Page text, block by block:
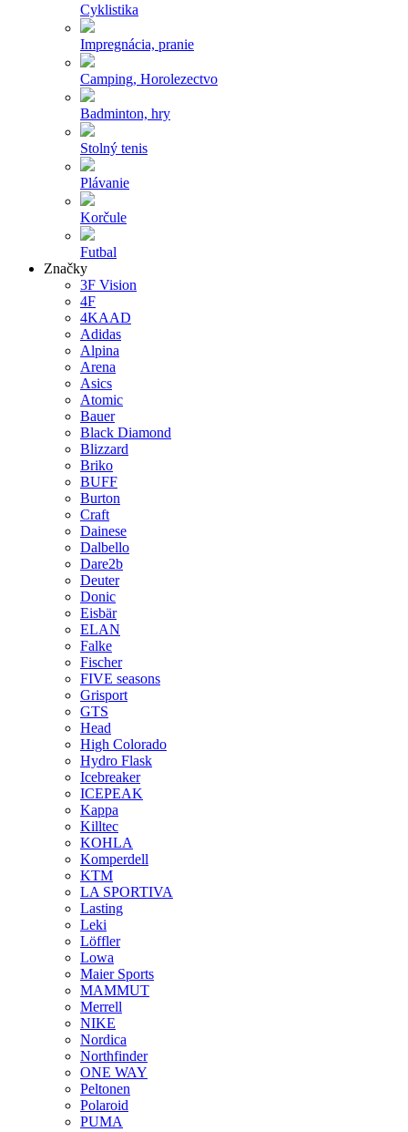
Cyklistika
Impregnácia, pranie
Camping, Horolezectvo
Badminton, hry
Stolný tenis
Plávanie
Korčule
Futbal
Značky
3F Vision
4F
4KAAD
Adidas
Alpina
Arena
Asics
Atomic
Bauer
Black Diamond
Blizzard
Briko
BUFF
Burton
Craft
Dainese
Dalbello
Dare2b
Deuter
Donic
Eisbär
ELAN
Falke
Fischer
FIVE seasons
Grisport
GTS
Head
High Colorado
Hydro Flask
Icebreaker
ICEPEAK
Kappa
Killtec
KOHLA
Komperdell
KTM
LA SPORTIVA
Lasting
Leki
Löffler
Lowa
Maier Sports
MAMMUT
Merrell
NIKE
Nordica
Northfinder
ONE WAY
Peltonen
Polaroid
PUMA